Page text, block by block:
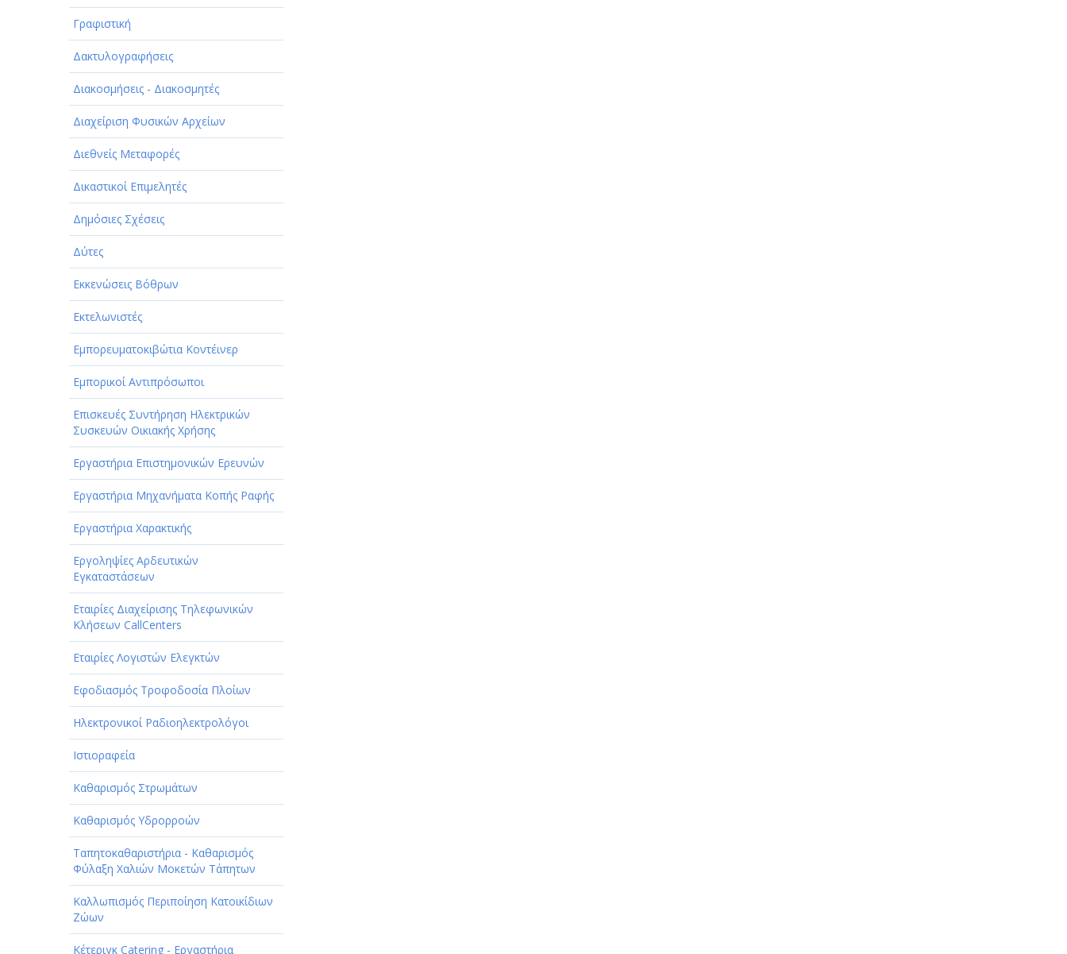
Γραφιστική
Δακτυλογραφήσεις
Διακοσμήσεις - Διακοσμητές
Διαχείριση Φυσικών Αρχείων
Διεθνείς Μεταφορές
Δικαστικοί Επιμελητές
Δημόσιες Σχέσεις
Δύτες
Εκκενώσεις Βόθρων
Εκτελωνιστές
Εμπορευματοκιβώτια Κοντέινερ
Εμπορικοί Αντιπρόσωποι
Επισκευές Συντήρηση Ηλεκτρικών
Συσκευών Οικιακής Χρήσης
Εργαστήρια Επιστημονικών Ερευνών
Εργαστήρια Μηχανήματα Κοπής Ραφής
Εργαστήρια Χαρακτικής
Εργοληψίες Αρδευτικών
Εγκαταστάσεων
Εταιρίες Διαχείρισης Τηλεφωνικών
Κλήσεων CallCenters
Εταιρίες Λογιστών Ελεγκτών
Εφοδιασμός Τροφοδοσία Πλοίων
Ηλεκτρονικοί Ραδιοηλεκτρολόγοι
Ιστιοραφεία
Καθαρισμός Στρωμάτων
Καθαρισμός Υδρορροών
Ταπητοκαθαριστήρια - Καθαρισμός
Φύλαξη Χαλιών Μοκετών Τάπητων
Καλλωπισμός Περιποίηση Κατοικίδιων
Ζώων
Κέτεριγκ Catering - Εργαστήρια